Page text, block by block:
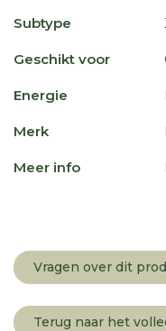
Subtype
Geschikt voor
Energie
Merk
Meer info
Vragen over dit
Terug naar het